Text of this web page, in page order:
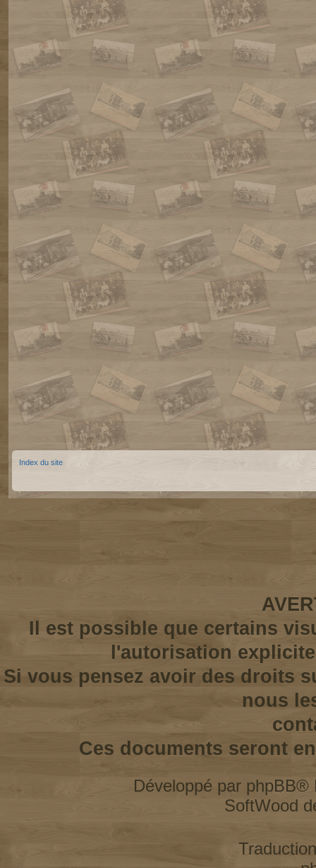
Index du site
Il est possible que certains
l'autorisation
Si vous pensez avoir des droits
nous
Ces documents seront
Développé par phpBB®
SoftWood